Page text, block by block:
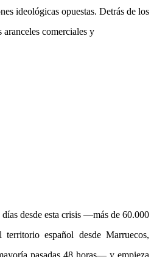
ideológicas opuestas. Detrás de los
comerciales y
desde esta crisis —más de 60.000
territorio español desde Marruecos,
pasadas 48 horas— y empieza